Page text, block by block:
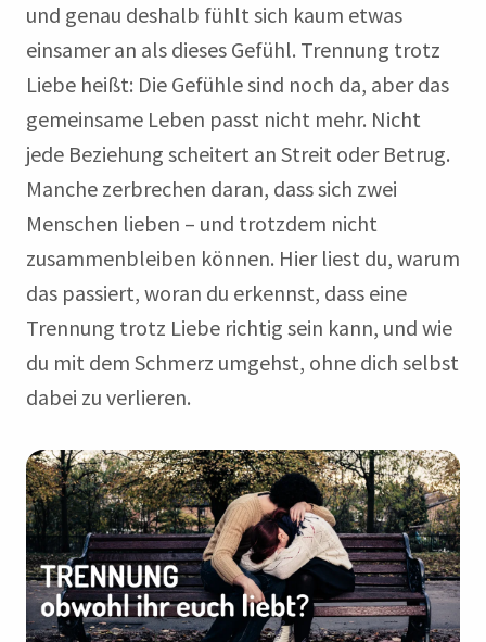
und genau deshalb fühlt sich kaum etwas
einsamer an als dieses Gefühl. Trennung trotz
Liebe heißt: Die Gefühle sind noch da, aber das
gemeinsame Leben passt nicht mehr. Nicht
jede Beziehung scheitert an Streit oder Betrug.
Manche zerbrechen daran, dass sich zwei
Menschen lieben – und trotzdem nicht
zusammenbleiben können. Hier liest du, warum
das passiert, woran du erkennst, dass eine
Trennung trotz Liebe richtig sein kann, und wie
du mit dem Schmerz umgehst, ohne dich selbst
dabei zu verlieren.